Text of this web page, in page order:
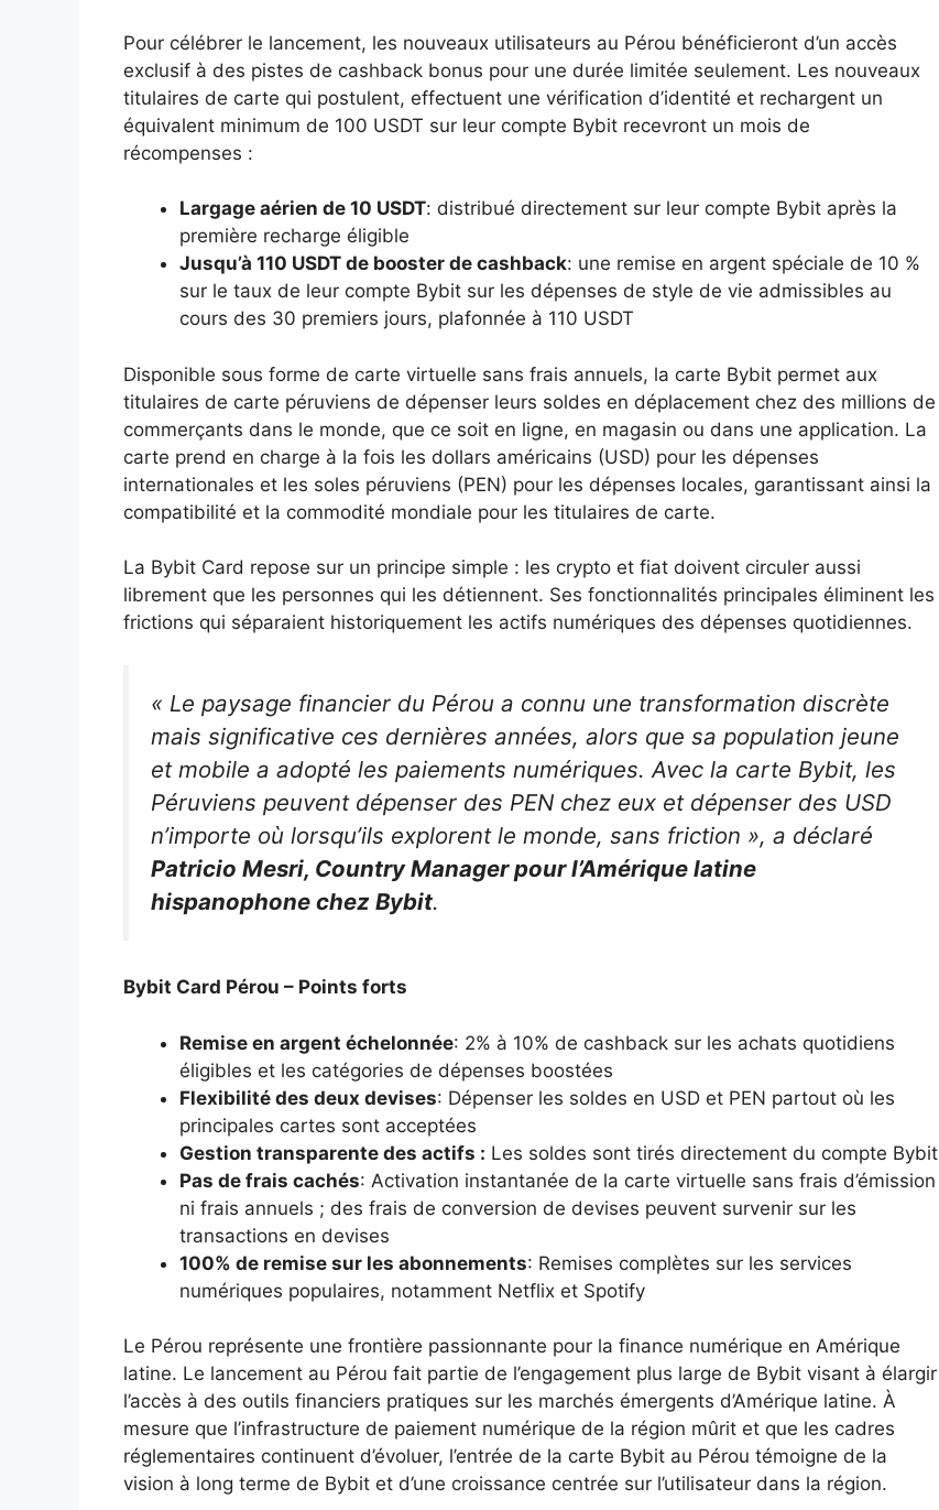
Pour célébrer le lancement, les nouveaux utilisateurs au Pérou bénéficieront d’un accès
exclusif à des pistes de cashback bonus pour une durée limitée seulement. Les nouveaux
titulaires de carte qui postulent, effectuent une vérification d’identité et rechargent un
équivalent minimum de 100 USDT sur leur compte Bybit recevront un mois de
récompenses :
Largage aérien de 10 USDT: distribué directement sur leur compte Bybit après la
première recharge éligible
Jusqu’à 110 USDT de booster de cashback: une remise en argent spéciale de 10 %
sur le taux de leur compte Bybit sur les dépenses de style de vie admissibles au
cours des 30 premiers jours, plafonnée à 110 USDT
Disponible sous forme de carte virtuelle sans frais annuels, la carte Bybit permet aux
titulaires de carte péruviens de dépenser leurs soldes en déplacement chez des millions de
commerçants dans le monde, que ce soit en ligne, en magasin ou dans une application. La
carte prend en charge à la fois les dollars américains (USD) pour les dépenses
internationales et les soles péruviens (PEN) pour les dépenses locales, garantissant ainsi la
compatibilité et la commodité mondiale pour les titulaires de carte.
La Bybit Card repose sur un principe simple : les crypto et fiat doivent circuler aussi
librement que les personnes qui les détiennent. Ses fonctionnalités principales éliminent les
frictions qui séparaient historiquement les actifs numériques des dépenses quotidiennes.
« Le paysage financier du Pérou a connu une transformation discrète
mais significative ces dernières années, alors que sa population jeune
et mobile a adopté les paiements numériques. Avec la carte Bybit, les
Péruviens peuvent dépenser des PEN chez eux et dépenser des USD
n’importe où lorsqu’ils explorent le monde, sans friction », a déclaré
Patricio Mesri, Country Manager pour l’Amérique latine
hispanophone chez Bybit.
Bybit Card Pérou – Points forts
Remise en argent échelonnée: 2% à 10% de cashback sur les achats quotidiens
éligibles et les catégories de dépenses boostées
Flexibilité des deux devises: Dépenser les soldes en USD et PEN partout où les
principales cartes sont acceptées
Gestion transparente des actifs : Les soldes sont tirés directement du compte Bybit
Pas de frais cachés: Activation instantanée de la carte virtuelle sans frais d’émission
ni frais annuels ; des frais de conversion de devises peuvent survenir sur les
transactions en devises
100% de remise sur les abonnements: Remises complètes sur les services
numériques populaires, notamment Netflix et Spotify
Le Pérou représente une frontière passionnante pour la finance numérique en Amérique
latine. Le lancement au Pérou fait partie de l’engagement plus large de Bybit visant à élargir
l’accès à des outils financiers pratiques sur les marchés émergents d’Amérique latine. À
mesure que l’infrastructure de paiement numérique de la région mûrit et que les cadres
réglementaires continuent d’évoluer, l’entrée de la carte Bybit au Pérou témoigne de la
vision à long terme de Bybit et d’une croissance centrée sur l’utilisateur dans la région.